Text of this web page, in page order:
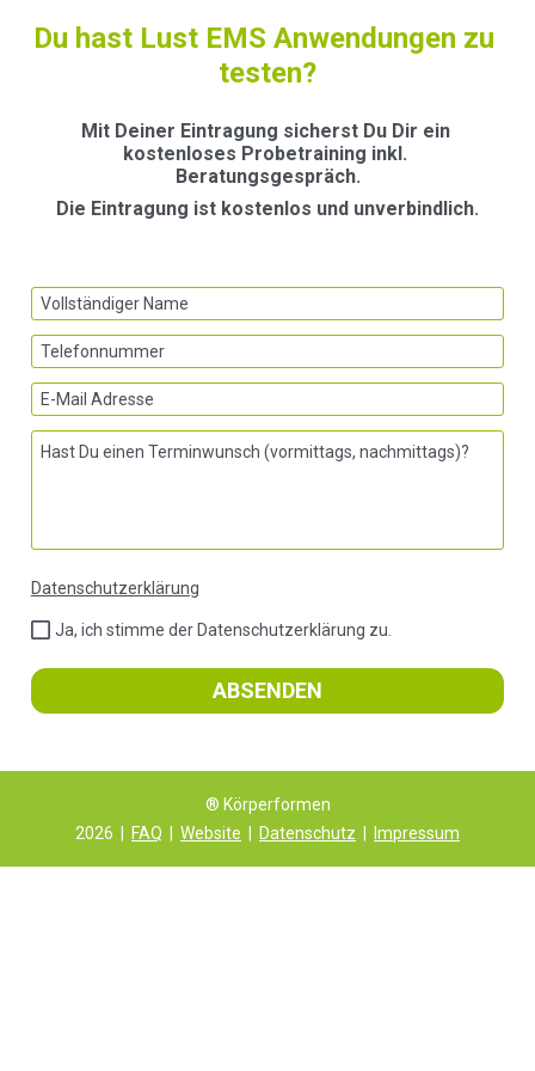
Du hast Lust EMS Anwendungen zu
testen?
Mit Deiner Eintragung sicherst Du Dir ein
kostenloses Probetraining inkl.
Beratungsgespräch.
Die Eintragung ist kostenlos und unverbindlich.
Vollständiger Name
Telefonnummer
E-Mail Adresse
Hast Du einen Terminwunsch (vormittags, nachmittags)?
Datenschutzerklärung
Ja, ich stimme der Datenschutzerklärung zu.
ABSENDEN
® Körperformen
2026
FAQ Website Datenschutz Impressum